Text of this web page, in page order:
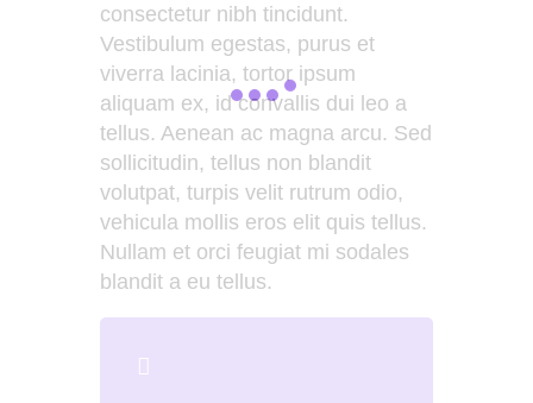
consectetur nibh tincidunt.
Vestibulum egestas, purus et
viverra lacinia, tortor ipsum
aliquam ex, id convallis dui leo a
tellus. Aenean ac magna arcu. Sed
sollicitudin, tellus non blandit
volutpat, turpis velit rutrum odio,
vehicula mollis eros elit quis tellus.
Nullam et orci feugiat mi sodales
blandit a eu tellus.